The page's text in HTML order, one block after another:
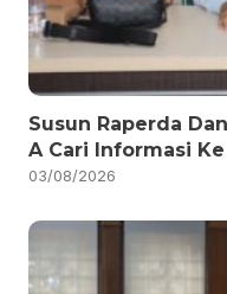
Susun Raperda
A Cari Informasi
03/08/2026